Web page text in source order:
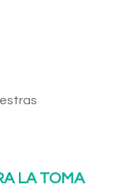
LA TOMA